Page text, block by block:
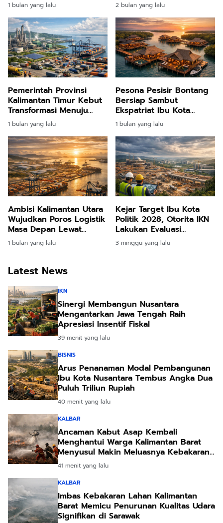
sebagai Kota Cerdas
Masa Depan
1 bulan yang lalu
dan Batakan
2 bulan yang lalu
Pemerintah Provinsi
Kalimantan Timur Kebut
Transformasi Menuju
Pusat Pertumbuhan
Industri Manufaktur
Nasional
1 bulan yang lalu
Pesona Pesisir Bontang
Bersiap Sambut
Ekspatriat Ibu Kota
Nusantara Lewat Resor
Terapung Premium
1 bulan yang lalu
Ambisi Kalimantan Utara
Wujudkan Poros Logistik
Masa Depan Lewat
Megaproyek Kereta Api
Lintas Provinsi
1 bulan yang lalu
Kejar Target Ibu Kota
Politik 2028, Otorita IKN
Lakukan Evaluasi
Menyeluruh Progres
Pembangunan
3 minggu yang lalu
Latest News
IKN
Sinergi Membangun Nusantara
Mengantarkan Jawa Tengah Raih
Apresiasi Insentif Fiskal
39 menit yang lalu
BISNIS
Arus Penanaman Modal Pembangunan
Ibu Kota Nusantara Tembus Angka Dua
Puluh Triliun Rupiah
40 menit yang lalu
KALBAR
Ancaman Kabut Asap Kembali
Menghantui Warga Kalimantan Barat
Menyusul Makin Meluasnya Kebakaran
Lahan
41 menit yang lalu
KALBAR
Imbas Kebakaran Lahan Kalimantan
Barat Memicu Penurunan Kualitas Udara
Signifikan di Sarawak